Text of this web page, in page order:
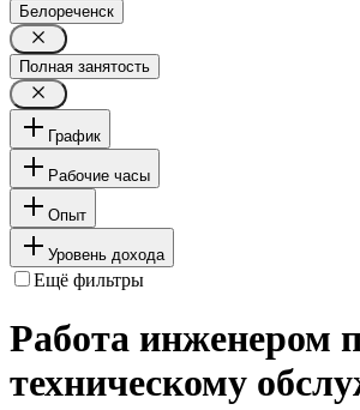
Белореченск
Полная занятость
График
Рабочие часы
Опыт
Уровень дохода
Ещё фильтры
Работа инженером
техническому